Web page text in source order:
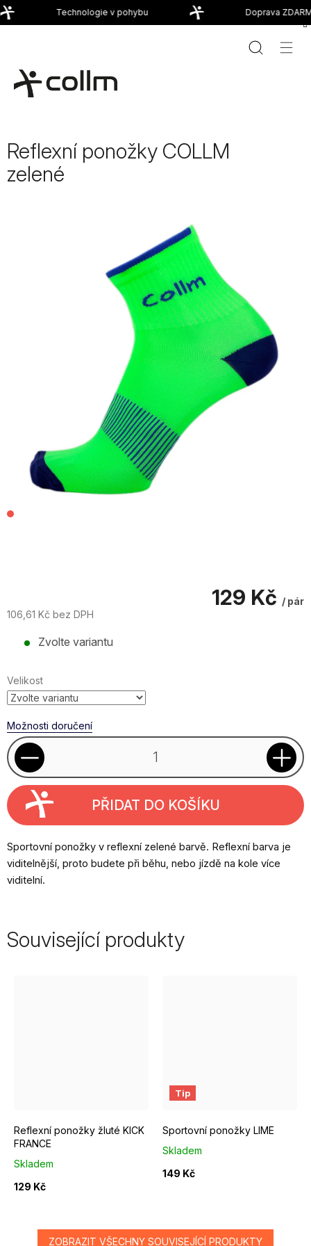
Přejít
na
Technologie v pohybu Doprava
Reflexní ponožky COLLM
zelené
129 Kč / pár
106,61 Kč bez DPH
cena:
Zvolte variantu
Velikost
Možnosti doručení
PŘIDAT DO KOŠÍKU
Sportovní ponožky v reflexní zelené barvě. Reflexní barva je
viditelnější, proto budete při běhu, nebo jízdě na kole více
viditelní.
Související produkty
Reflexní ponožky žluté KICK
FRANCE
Skladem
129 Kč
EUR 43 - 46
Tip
Sportovní ponožky LIME
Skladem
149 Kč
EUR 40 - 42
ZOBRAZIT VŠECHNY SOUVISEJÍCÍ PRODUKTY